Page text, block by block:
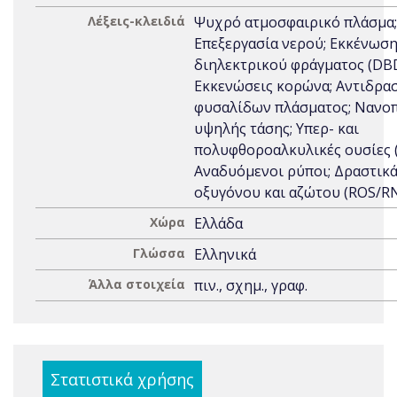
Λέξεις-κλειδιά Ψυχρό ατμοσφαιρικό πλάσμα;
Επεξεργασία νερού; Εκκένωση
διηλεκτρικού φράγματος
Εκκενώσεις κορώνα;
φυσαλίδων πλάσματος;
υψηλής τάσης; Υπερ- και
πολυφθοροαλκυλικές ουσίες
Αναδυόμενοι ρύποι;
οξυγόνου και αζώτου (ROS/
Χώρα Ελλάδα
Γλώσσα Ελληνικά
Άλλα στοιχεία πιν., σχημ., γραφ.
Στατιστικά χρήσης